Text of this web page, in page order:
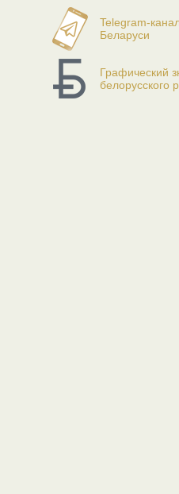
Telegram-
Беларуси
Графический
белорусского